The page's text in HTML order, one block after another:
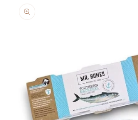
informations
produits